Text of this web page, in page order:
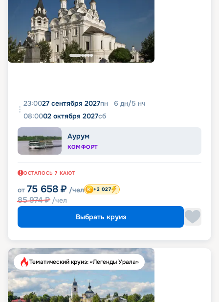
23:0027 сентября 2027пн 6 дн/5 нч
08:0002 октября 2027сб
Аурум
КОМФОРТ
ОСТАЛОСЬ 7 КАЮТ
от 75 658 ₽ /чел
85 974₽ /чел
+2 027
Выбрать круиз
Тематический круиз: «Легенды Урала»